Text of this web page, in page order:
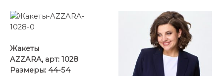
Жакеты
AZZARA, арт: 1028
Размеры: 44-54